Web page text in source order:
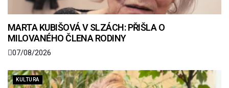
MARTA KUBIŠOVÁ V SLZÁCH: PŘIŠLA O
MILOVANÉHO ČLENA RODINY
07/08/2026
KULTURA